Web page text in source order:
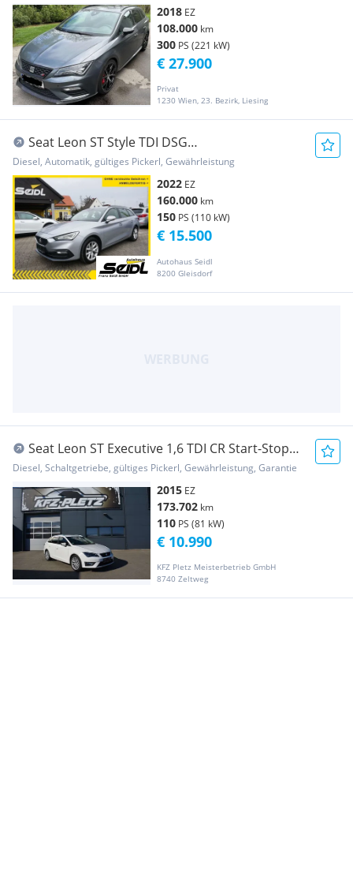
2018 EZ
108.000 km
300 PS (221 kW)
Privat
1230 Wien, 23. Bezirk, Liesing
€ 27.900
Seat Leon ST Style TDI DSG
*VIRTUAL+LED+NAVI*
Diesel, Automatik, gültiges Pickerl, Gewährleistung
2022 EZ
160.000 km
150 PS (110 kW)
Autohaus Seidl
8200 Gleisdorf
€ 15.500
Seat Leon ST Executive 1,6 TDI CR Start-Stopp
TEMP L...
Diesel, Schaltgetriebe, gültiges Pickerl, Gewährleistung, Garantie
2015 EZ
173.702 km
110 PS (81 kW)
KFZ Pletz Meisterbetrieb GmbH
8740 Zeltweg
€ 10.990